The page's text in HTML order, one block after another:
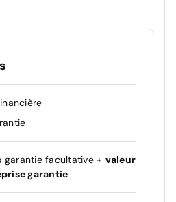
garantie facultative + valeur
garantie